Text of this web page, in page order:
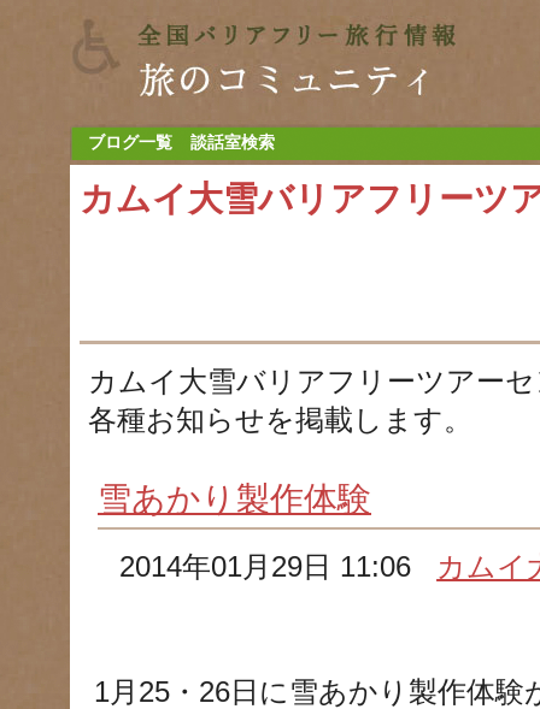
ブログ一覧 談話室検索
カムイ大雪バリアフリーツ
カムイ大雪バリアフリーツアー
各種お知らせを掲載します。
雪あかり製作体験
2014年01月29日 11:06 カムイ
1月25・26日に雪あかり製作体験